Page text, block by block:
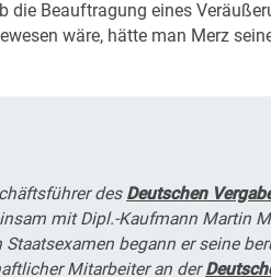
die Beauftragung eines
wäre, hätte man Merz
des Deutschen
mit Dipl.-Kaufmann Martin
begann er seine
Mitarbeiter an der